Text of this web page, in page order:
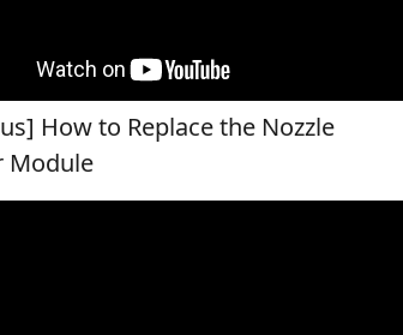
How to Replace the Nozzle
Module